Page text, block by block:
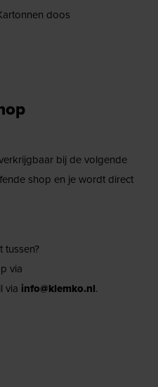
doos
bij de volgende
shop en je wordt direct
tussen?
via
via info@klemko.nl.